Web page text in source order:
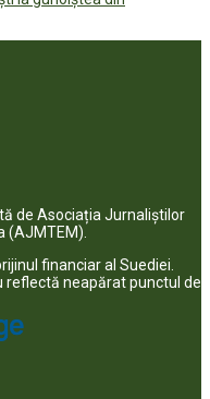
de Asociația Jurnaliștilor
(AJMTEM).
financiar al Suediei.
reflectă neapărat punctul de